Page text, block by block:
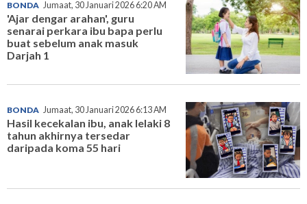
BONDA Jumaat, 30 Januari 2026 6:20 AM
'Ajar dengar arahan', guru
senarai perkara ibu bapa perlu
buat sebelum anak masuk
Darjah 1
BONDA Jumaat, 30 Januari 2026 6:13 AM
Hasil kecekalan ibu, anak lelaki 8
tahun akhirnya tersedar
daripada koma 55 hari